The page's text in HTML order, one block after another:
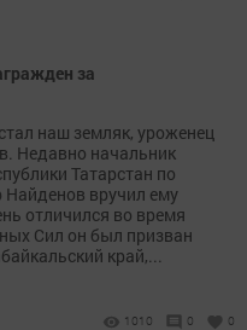
за
наш земляк, уроженец
Недавно начальник
Татарстан по
Найденов вручил ему
отличился во время
Сил он был призван
край,...
1010 0 0